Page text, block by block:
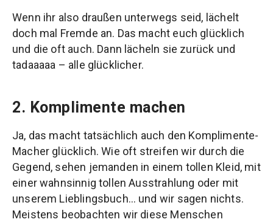
Wenn ihr also draußen unterwegs seid, lächelt
doch mal Fremde an. Das macht euch glücklich
und die oft auch. Dann lächeln sie zurück und
tadaaaaa – alle glücklicher.
2. Komplimente machen
Ja, das macht tatsächlich auch den Komplimente-
Macher glücklich. Wie oft streifen wir durch die
Gegend, sehen jemanden in einem tollen Kleid, mit
einer wahnsinnig tollen Ausstrahlung oder mit
unserem Lieblingsbuch… und wir sagen nichts.
Meistens beobachten wir diese Menschen